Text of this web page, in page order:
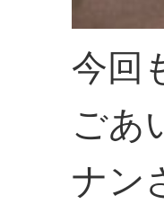
今回
ごあ
ナン